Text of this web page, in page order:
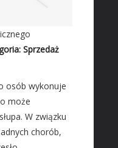
Sprzedaż
osób wykonuje
może
W związku
chorób,